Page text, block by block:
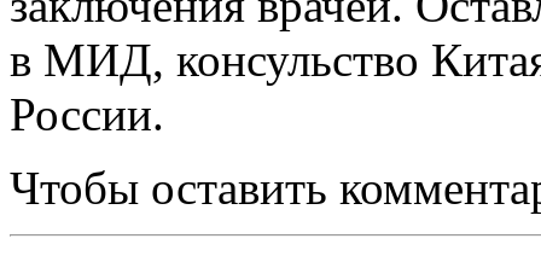
в МИД, консульство
России.
Чтобы оставить